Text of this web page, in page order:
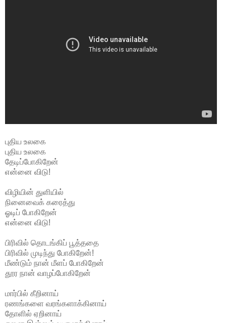
புதிய உலகை
புதிய உலகை
தேடிப்போகிறேன்
என்னை விடு!
விழியின் துளியில்
நினைவைக் கரைத்து
ஓடிப் போகிறேன்
என்னை விடு!
பிரிவில் தொடங்கிப் பூத்ததை
பிரிவில் முடிந்து போகிறேன்!
மீண்டும் நான் மீளப் போகிறேன்
தூர நான் வாழப்போகிறேன்
மார்பில் கீறினாய்
ரணங்களை வரங்களாக்கினாய்
தோளில் ஏறினாய்